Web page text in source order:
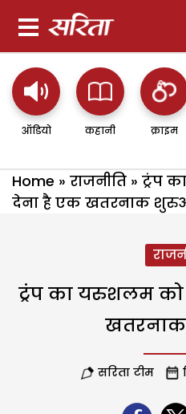
ऑडियो कहानी क्राइम
Home » राजनीति » ट्रंप
देना है एक खतरनाक
ट्रंप का यरुशलम को
सरिता टीम